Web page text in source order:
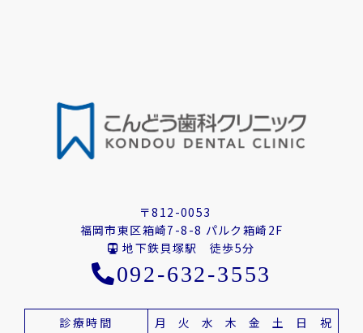
〒812-0053
福岡市東区箱崎7-8-8 パルク箱崎2F
地下鉄貝塚駅 徒歩5分
092-632-3553
診療時間 月 火 水 木 金 土 日 祝